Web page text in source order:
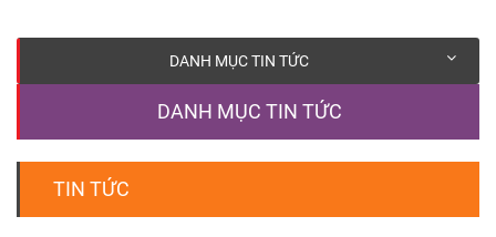
DANH MỤC TIN TỨC
DANH MỤC TIN TỨC
TIN TỨC